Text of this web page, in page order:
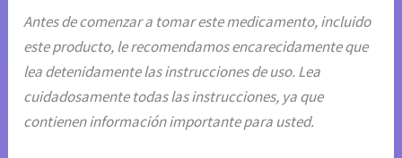
Antes de comenzar a tomar este medicamento, incluido
este producto, le recomendamos encarecidamente que
lea detenidamente las instrucciones de uso. Lea
cuidadosamente todas las instrucciones, ya que
contienen información importante para usted.